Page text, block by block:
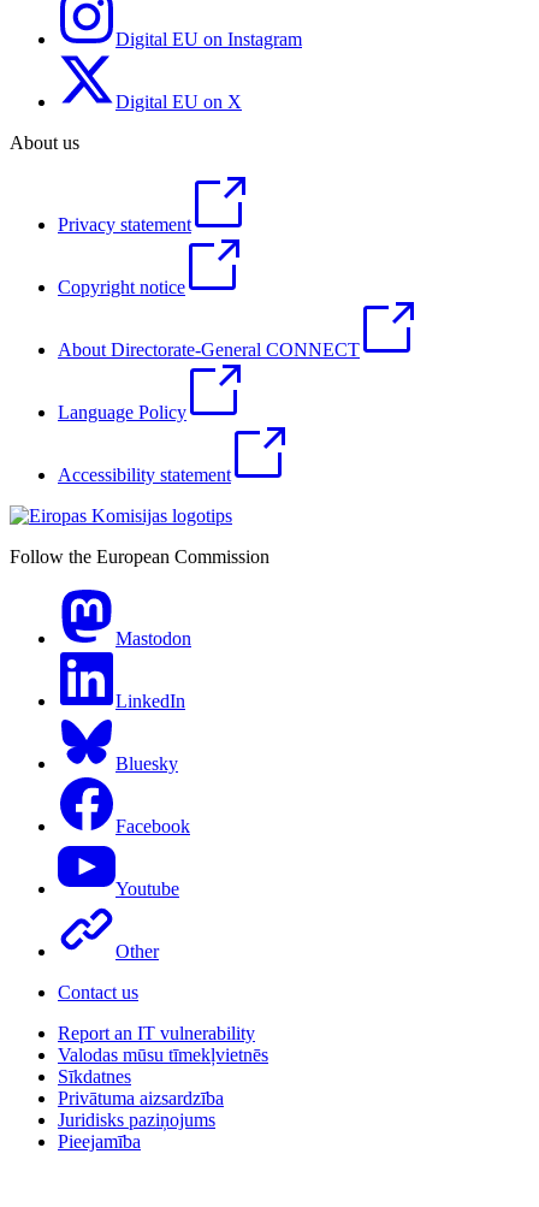
Digital EU on Instagram
Digital EU on X
About us
Privacy statement
Copyright notice
About Directorate-General CONNECT
Language Policy
Accessibility statement
Follow the European Commission
Mastodon
LinkedIn
Bluesky
Facebook
Youtube
Other
Contact us
Report an IT vulnerability
Valodas mūsu tīmekļvietnēs
Sīkdatnes
Privātuma aizsardzība
Juridisks paziņojums
Pieejamība